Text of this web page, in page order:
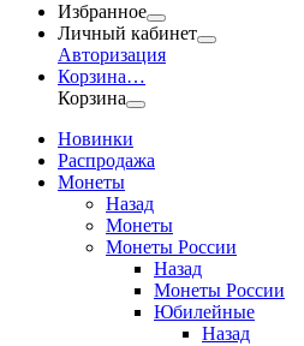
Избранное
Личный кабинет
Авторизация
Корзина…
Корзина
Новинки
Распродажа
Монеты
Назад
Монеты
Монеты России
Назад
Монеты России
Юбилейные
Назад